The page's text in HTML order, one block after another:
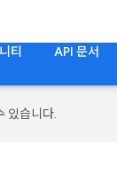
티 API 문서
있습니다.